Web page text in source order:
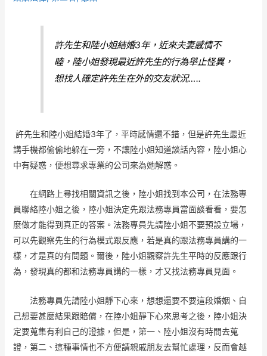
許先生和陸小姐結婚3年，近來夫妻感情不
睦，陸小姐發現最近許先生的行為舉止怪異，
想找人確定許先生在外的交友狀況…..
許先生和陸小姐結婚3年了，平時感情還不錯，但是許先生最近
講手機都偷偷地躲在一旁，不讓陸小姐知道談話內容，陸小姐心
中有疑惑，便想尋求專業的公司來為她解惑。
在網路上尋找相關資訊之後，陸小姐找到本公司，在法務專
員聯絡陸小姐之後，陸小姐決定先跟法務專員當面談看看，要怎
麼做才能得到真正的答案。法務專員先請陸小姐不要預設立場，
可以先觀察先生的行為模式跟反應，若是真的跟法務專員講的一
樣，才是真的有問題。爾後，陸小姐觀察許先生平時的反應跟行
為，發現真的都和法務專員講的一樣，才又找法務專員見面。
法務專員先請陸小姐靜下心來，想想還要不要這段婚姻、自
己想要甚麼結果跟賠償，在陸小姐靜下心來思考之後，陸小姐決
定要蒐集有利自己的證據，但是，第一、陸小姐沒有時間去蒐
證，第二、這種事情也不方便請親戚朋友去幫忙處理，反而會越